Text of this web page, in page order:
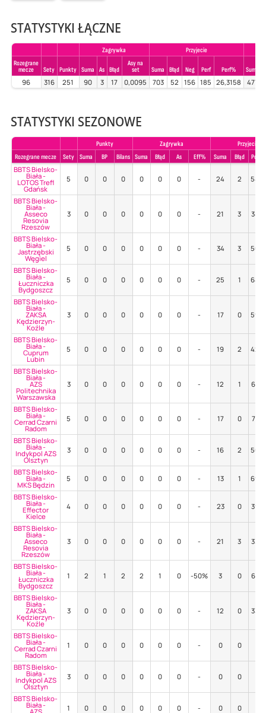
STATYSTYKI ŁĄCZNE
Zagrywka
Przyjecie
Rozegrane
mecze
Sety Punkty Suma As Błąd
Asy na
set
Suma Błąd Neg Perf Perf% Suma
96 316 251 90 3 17 0,0095 703 52 156 185 26,3158 477
STATYSTYKI SEZONOWE
Punkty Zagrywka
Przyjecie
Rozegrane mecze
Sety Suma BP Bilans Suma Błąd As Eff% Suma Błąd Poz%
BBTS Bielsko-
Biała -
LOTOS Trefl
Gdańsk
5 0 0 0 0 0 0 - 24 2 58%
BBTS Bielsko-
Biała -
Asseco
Resovia
Rzeszów
3 0 0 0 0 0 0 - 21 3 38%
BBTS Bielsko-
Biała -
Jastrzębski
Węgiel
5 0 0 0 0 0 0 - 34 3 50%
BBTS Bielsko-
Biała -
Łuczniczka
Bydgoszcz
5 0 0 0 0 0 0 - 25 1 68%
BBTS Bielsko-
Biała -
ZAKSA
Kędzierzyn-
Koźle
3 0 0 0 0 0 0 - 17 0 59%
BBTS Bielsko-
Biała -
Cuprum
Lubin
5 0 0 0 0 0 0 - 19 2 42%
BBTS Bielsko-
Biała -
AZS
Politechnika
Warszawska
3 0 0 0 0 0 0 - 12 1 67%
BBTS Bielsko-
Biała -
Cerrad Czarni
Radom
5 0 0 0 0 0 0 - 17 0 71%
BBTS Bielsko-
Biała -
Indykpol AZS
Olsztyn
3 0 0 0 0 0 0 - 16 2 50%
BBTS Bielsko-
Biała -
MKS Będzin
5 0 0 0 0 0 0 - 13 1 69%
BBTS Bielsko-
Biała -
Effector
Kielce
4 0 0 0 0 0 0 - 23 0 39%
BBTS Bielsko-
Biała -
Asseco
Resovia
Rzeszów
3 0 0 0 0 0 0 - 21 3 33%
BBTS Bielsko-
Biała -
Łuczniczka
Bydgoszcz
1 2 1 2 2 1 0 -50% 3 0 67%
BBTS Bielsko-
Biała -
ZAKSA
Kędzierzyn-
Koźle
3 0 0 0 0 0 0 - 12 0 33%
BBTS Bielsko-
Biała -
Cerrad Czarni
Radom
1 0 0 0 0 0 0 - 0 0
BBTS Bielsko-
Biała -
Indykpol AZS
Olsztyn
3 0 0 0 0 0 0 - 0 0
BBTS Bielsko-
Biała - 1 0 0 0 0 0 0 - 0 0